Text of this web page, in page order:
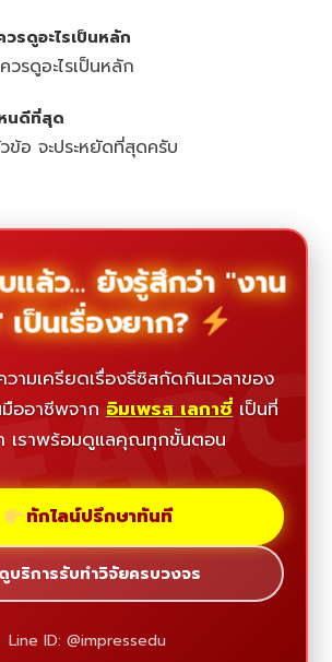
รดูอะไรเป็นหลัก
รดูอะไรเป็นหลัก
นดีที่สุด
ข้อ จะประหยัดที่สุดครับ
แล้ว... ยังรู้สึกว่า "งาน
เป็นเรื่องยาก?
ามเครียดเรื่องธีซิสกัดกินเวลาของ
ออาชีพจาก อิมเพรส เลกาซี่ เป็นที่
เราพร้อมดูแลคุณทุกขั้นตอน
ทักไลน์ปรึกษาทันที
ดูบริการรับทำวิจัยครบวงจร
Line ID: @impressedu